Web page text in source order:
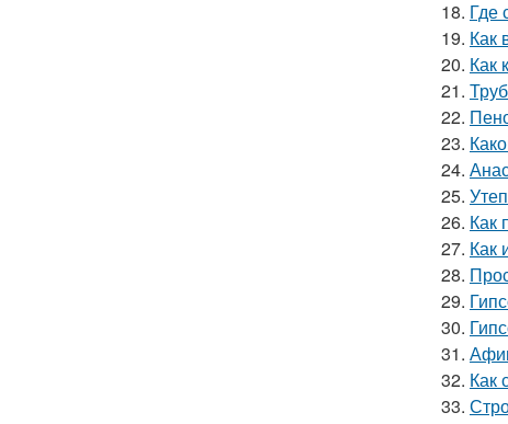
18. Где
19. Как
20. Как
21.
22.
23.
24.
25.
26. Как
27. Как
28.
29.
30.
31.
32. Как
33.